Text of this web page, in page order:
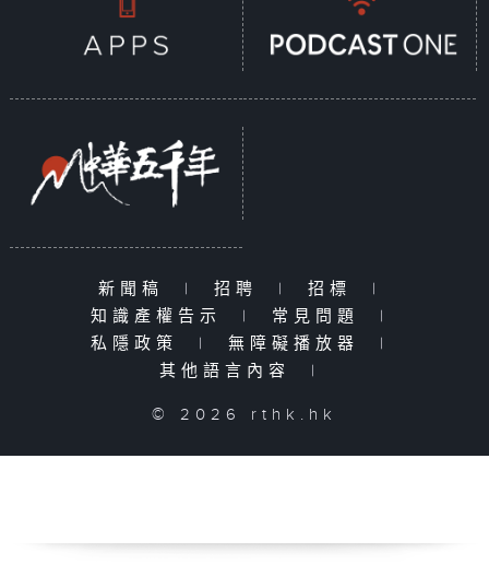
新聞稿 | 招聘 | 招標
|
知識產權告示
| 常見問題
|
私隱政策
| 無障礙播放器
|
其他語言內容
|
© 2026 rthk.hk